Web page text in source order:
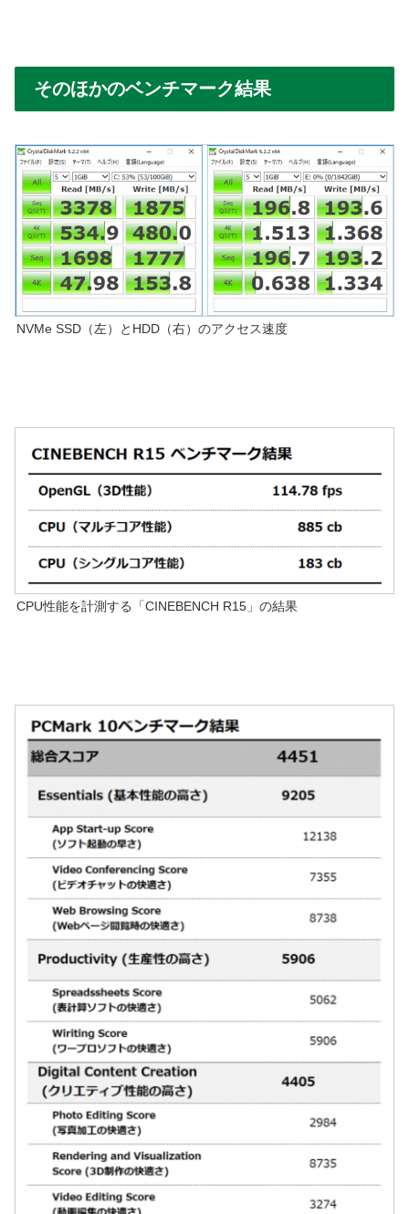
そのほかのベンチマーク結果
NVMe SSD（左）とHDD（右）のアクセス速度
CPU性能を計測する「CINEBENCH R15」の結果